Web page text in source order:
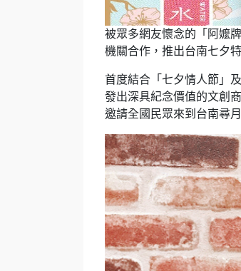
被眾多網友懷念的「阿嬤
機關合作，推出台南七夕
首度結合「七夕情人節」
發出深具紀念價值的文創
邀請全國民眾來到台南尋